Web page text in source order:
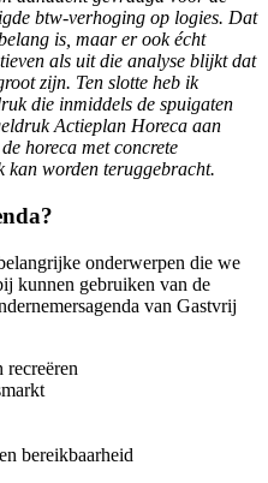
btw-verhoging op logies. Dat
is, maar er ook écht
als uit die analyse blijkt dat
zijn. Ten slotte heb ik
die inmiddels de spuigaten
Actieplan Horeca aan
horeca met concrete
kan worden teruggebracht.
onderwerpen die we
kunnen gebruiken van de
van Gastvrij
recreëren
bereikbaarheid